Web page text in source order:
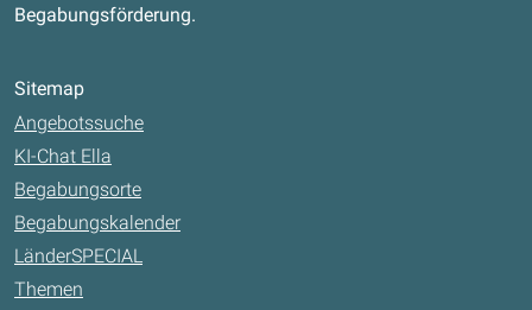
Begabungsförderung.
Sitemap
Angebotssuche
KI-Chat Ella
Begabungsorte
Begabungskalender
LänderSPECIAL
Themen